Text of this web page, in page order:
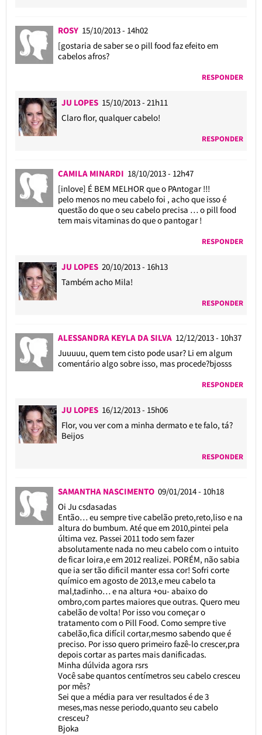
ROSY 15/10/2013 - 14h02
[gostaria de saber se o pill food faz efeito em
cabelos afros?
RESPONDER
JU LOPES 15/10/2013 - 21h11
Claro flor, qualquer cabelo!
RESPONDER
CAMILA MINARDI 18/10/2013 - 12h47
[inlove] É BEM MELHOR que o PAntogar !!!
pelo menos no meu cabelo foi , acho que isso é
questão do que o seu cabelo precisa … o pill food
tem mais vitaminas do que o pantogar !
RESPONDER
JU LOPES 20/10/2013 - 16h13
Também acho Mila!
RESPONDER
ALESSANDRA KEYLA DA SILVA 12/12/2013 - 10h37
Juuuuu, quem tem cisto pode usar? Li em algum
comentário algo sobre isso, mas procede?bjosss
RESPONDER
JU LOPES 16/12/2013 - 15h06
Flor, vou ver com a minha dermato e te falo, tá?
Beijos
RESPONDER
SAMANTHA NASCIMENTO 09/01/2014 - 10h18
Oi Ju csdasadas
Então… eu sempre tive cabelão preto,reto,liso e na
altura do bumbum. Até que em 2010,pintei pela
última vez. Passei 2011 todo sem fazer
absolutamente nada no meu cabelo com o intuito
de ficar loira,e em 2012 realizei. PORÉM, não sabia
que ia ser tão dificil manter essa cor! Sofri corte
químico em agosto de 2013,e meu cabelo ta
mal,tadinho… e na altura +ou- abaixo do
ombro,com partes maiores que outras. Quero meu
cabelão de volta! Por isso vou começar o
tratamento com o Pill Food. Como sempre tive
cabelão,fica difícil cortar,mesmo sabendo que é
preciso. Por isso quero primeiro fazê-lo crescer,pra
depois cortar as partes mais danificadas.
Minha dúlvida agora rsrs
Você sabe quantos centímetros seu cabelo cresceu
por mês?
Sei que a média para ver resultados é de 3
meses,mas nesse periodo,quanto seu cabelo
cresceu?
Bjoka